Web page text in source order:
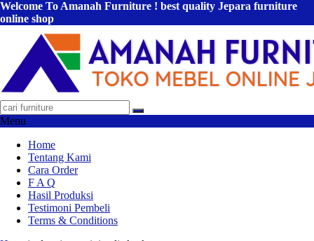
Welcome To Amanah Furniture ! best quality Jepara furniture
online shop
Menu
Home
Tentang Kami
Cara Order
F A Q
Hasil Produksi
Testimoni Pembeli
Terms & Conditions